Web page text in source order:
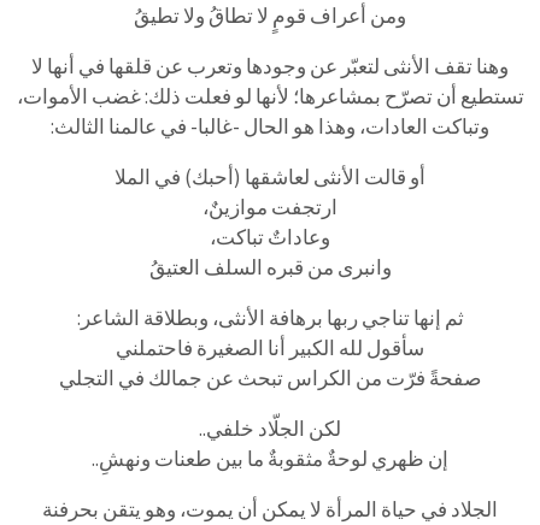
ومن أعراف قومٍ لا تطاقُ ولا تطيقُ
وهنا تقف الأنثى لتعبّر عن وجودها وتعرب عن قلقها في أنها لا
تستطيع أن تصرّح بمشاعرها؛ لأنها لو فعلت ذلك: غضب الأموات،
وتباكت العادات، وهذا هو الحال -غالبا- في عالمنا الثالث:
أو قالت الأنثى لعاشقها (أحبك) في الملا
ارتجفت موازينٌ،
وعاداتٌ تباكت،
وانبرى من قبره السلف العتيقُ
ثم إنها تناجي ربها برهافة الأنثى، وبطلاقة الشاعر:
سأقول لله الكبير أنا الصغيرة فاحتملني
صفحةً فرّت من الكراس تبحث عن جمالك في التجلي
لكن الجلّاد خلفي..
إن ظهري لوحةٌ مثقوبةٌ ما بين طعنات ونهشِ..
الجلاد في حياة المرأة لا يمكن أن يموت، وهو يتقن بحرفنة